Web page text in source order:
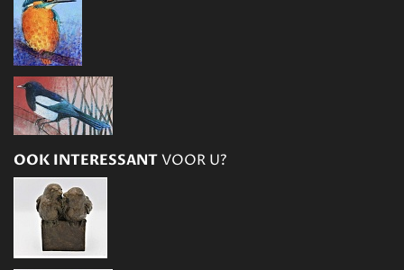
OOK INTERESSANTVOOR U?